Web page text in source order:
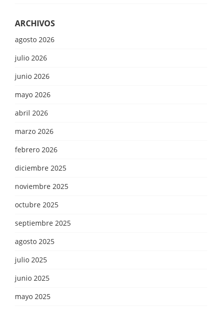
ARCHIVOS
agosto 2026
julio 2026
junio 2026
mayo 2026
abril 2026
marzo 2026
febrero 2026
diciembre 2025
noviembre 2025
octubre 2025
septiembre 2025
agosto 2025
julio 2025
junio 2025
mayo 2025